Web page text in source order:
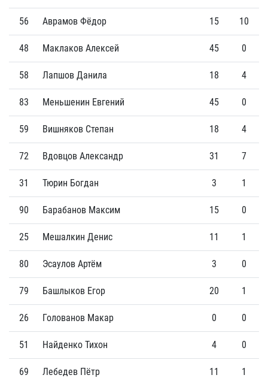
56 Аврамов Фёдор 15 10
48 Маклаков Алексей 45 0
58 Лапшов Данила 18 4
83 Меньшенин Евгений 45 0
59 Вишняков Степан 18 4
72 Вдовцов Александр 31 7
31 Тюрин Богдан 3 1
90 Барабанов Максим 15 0
25 Мешалкин Денис 11 1
80 Эсаулов Артём 3 0
79 Башлыков Егор 20 1
26 Голованов Макар 0 0
51 Найденко Тихон 4 0
69 Лебедев Пётр 11 1